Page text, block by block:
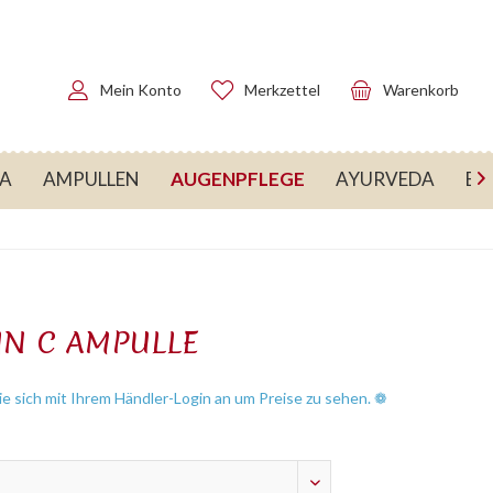
Warenkorb
Merkzettel
Mein Konto
AMPULLEN AUGENPFLEGE AYURVEDA 
C AMPULLE
sich mit Ihrem Händler-Login an um Preise zu sehen. ❁